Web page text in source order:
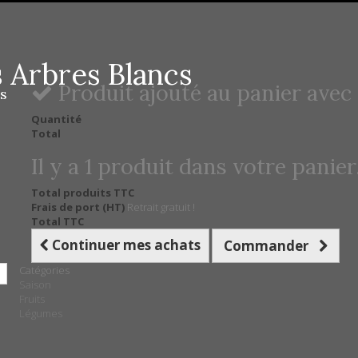
Blancs
Produit ajouté au panier avec
Quantité
Total
Il y a 1 produit dans votre
Total produits TTC
Frais de port (HT) Retrait gratuit !
Total TTC
Continuer mes achats Commander
Catégories